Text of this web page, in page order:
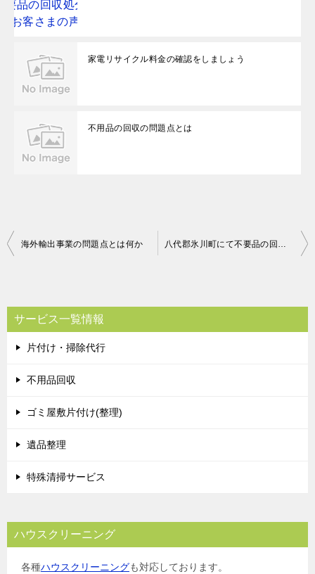
家電リサイクル料金の確認をしましょう
不用品の回収の問題点とは
投
ビ
ゲ
ー
シ
海外輸出事業の問題点とは何か 八代郡氷川町にて不要品の回収処分 お客さまの声
サービス一覧情報
片付け・掃除代行
不用品回収
ゴミ屋敷片付け(整理)
遺品整理
特殊清掃サービス
ハウスクリーニング
各種ハウスクリーニングも対応しております。